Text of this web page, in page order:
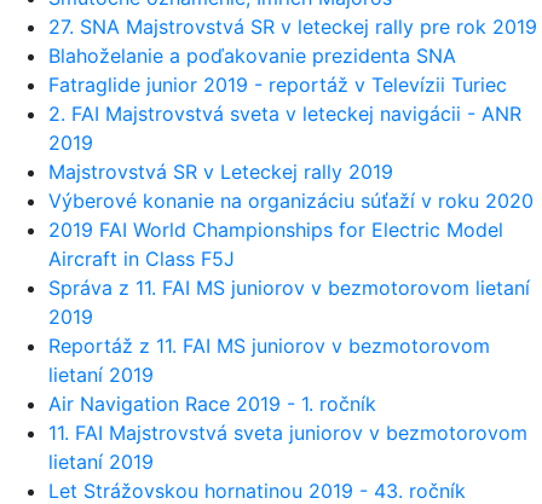
27. SNA Majstrovstvá SR v leteckej rally pre rok 2019
Blahoželanie a poďakovanie prezidenta SNA
Fatraglide junior 2019 - reportáž v Televízii Turiec
2. FAI Majstrovstvá sveta v leteckej navigácii - ANR
2019
Majstrovstvá SR v Leteckej rally 2019
Výberové konanie na organizáciu súťaží v roku 2020
2019 FAI World Championships for Electric Model
Aircraft in Class F5J
Správa z 11. FAI MS juniorov v bezmotorovom lietaní
2019
Reportáž z 11. FAI MS juniorov v bezmotorovom
lietaní 2019
Air Navigation Race 2019 - 1. ročník
11. FAI Majstrovstvá sveta juniorov v bezmotorovom
lietaní 2019
Let Strážovskou hornatinou 2019 - 43. ročník